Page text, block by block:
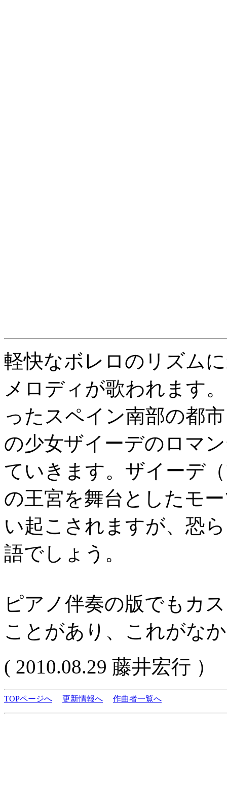
軽快なボレロのリズム
メロディが歌われます
ったスペイン南部の都
の少女ザイーデのロマ
ていきます。ザイーデ
の王宮を舞台としたモ
い起こされますが、恐
語でしょう。
ピアノ伴奏の版でもカ
ことがあり、これがな
( 2010.08.29 藤井宏行 ）
TOPページへ 更新情報へ 作曲者一覧へ